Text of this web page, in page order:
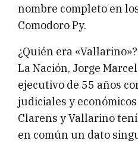
nombre completo en
Comodoro Py.
¿Quién era
La Nación, Jorge
ejecutivo de 55 años
judiciales y
Clarens y Vallarino
en común un dato